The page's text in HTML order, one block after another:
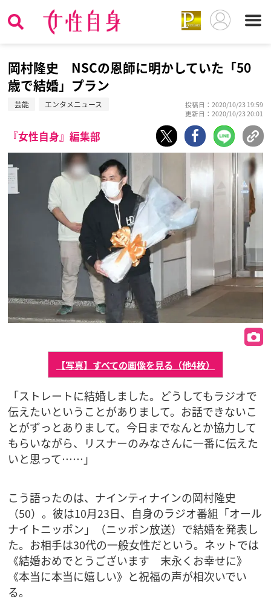
岡村隆史 NSCの恩師に明かしていた「50
歳で結婚」プラン
芸能 エンタメニュース
投稿日：2020/10/23 19:59
更新日：2020/10/23 20:01
『女性自身』編集部
【写真】すべての画像を見る（他4枚）
「ストレートに結婚しました。どうしてもラジオで
伝えたいということがありまして。お話できないこ
とがずっとありまして。今日までなんとか協力して
もらいながら、リスナーのみなさんに一番に伝えた
いと思って……」
こう語ったのは、ナインティナインの岡村隆史
（50）。彼は10月23日、自身のラジオ番組「オール
ナイトニッポン」（ニッポン放送）で結婚を発表し
た。お相手は30代の一般女性だという。ネットでは
《結婚おめでとうございます 末永くお幸せに》
《本当に本当に嬉しい》と祝福の声が相次いでい
る。